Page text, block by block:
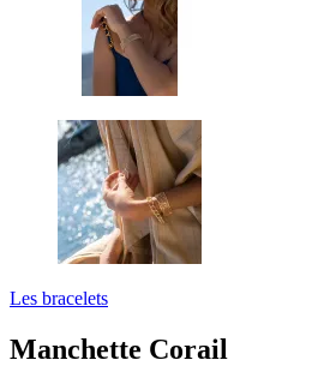
Les bracelets
Manchette Corail